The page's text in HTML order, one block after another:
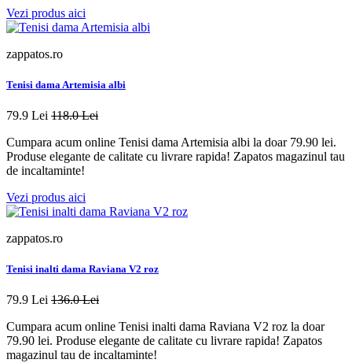
Vezi produs aici
zappatos.ro
Tenisi dama Artemisia albi
79.9 Lei 118.0 Lei
Cumpara acum online Tenisi dama Artemisia albi la doar 79.90 lei.
Produse elegante de calitate cu livrare rapida! Zapatos magazinul tau
de incaltaminte!
Vezi produs aici
zappatos.ro
Tenisi inalti dama Raviana V2 roz
79.9 Lei 136.0 Lei
Cumpara acum online Tenisi inalti dama Raviana V2 roz la doar
79.90 lei. Produse elegante de calitate cu livrare rapida! Zapatos
magazinul tau de incaltaminte!